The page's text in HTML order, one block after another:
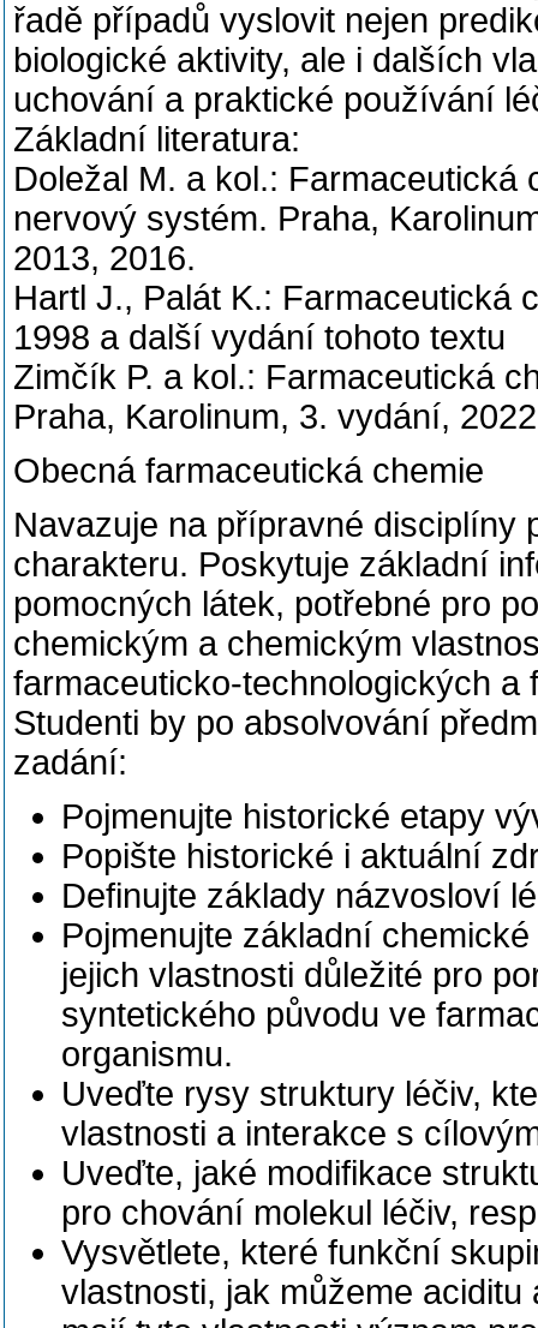
řadě případů vyslovit nejen
biologické aktivity, ale i dalších
uchování a praktické používání
Základní literatura:
Doležal M. a kol.:
nervový systém. Praha,
2013, 2016.
Hartl J., Palát K.: Farmaceutická
1998 a další vydání tohoto textu
Zimčík P. a kol.: Farmaceutická
Praha, Karolinum, 3. vydání,
Obecná farmaceutická chemie
Navazuje na přípravné disciplíny
charakteru. Poskytuje základní
pomocných látek, potřebné pro
chemickým a chemickým
farmaceuticko-technologických
Studenti by po absolvování
zadání:
Pojmenujte historické etapy
Popište historické i aktuální
Definujte základy názvosloví
Pojmenujte základní
jejich vlastnosti důležité pro
syntetického původu ve
organismu.
Uveďte rysy struktury léčiv,
vlastnosti a interakce s
Uveďte, jaké modifikace
pro chování molekul léčiv,
Vysvětlete, které funkční
vlastnosti, jak můžeme